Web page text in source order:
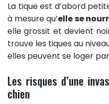
La tique est d’abord
à mesure qu’elle se
elle grossit et devient
trouve les tiques au
elles peuvent se loger
Les risques d’une
chien